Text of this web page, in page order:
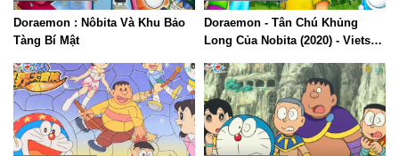
Doraemon : Nôbita Và Khu Bảo
Tàng Bí Mật
Doraemon - Tân Chú Khủng
Long Của Nobita (2020) - Vietsub